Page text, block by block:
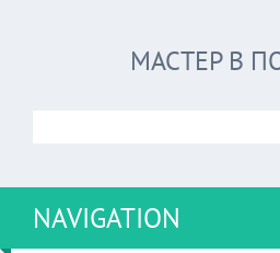
МАСТЕР В
NAVIGATION